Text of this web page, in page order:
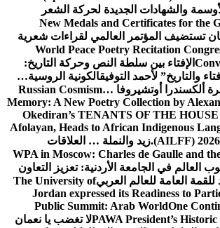
والشهادات الجديدة لحركة الشعر
New Medals and Certificates for the
تستضيف المؤتمر العالمي لقراءات شعرية
World Peace Poetry Recitation
الإفتاء بين سلطة النص وحركة التاريخ:
والتاريخ” لأحمد التوفيقالكونية الروسية…
ألكسندرا أوتشيروفا Russian Cosmism…
Memory: A New Poetry Collection by
Okediran’s TENANTS OF THE
Afolayan, Heads to African Indigenous
(AILFF) زيد والنملة … العلاقات
WPA in Moscow: Charles de Gaulle and
العالم في الجامعة الأردنية: تعزيز التعاون
للقمة العامة للعالم العربيThe University of
Jordan expressed its Readiness to
Public Summit: Arab WorldOne
PAWA President’sلا تغضب يا نعمان